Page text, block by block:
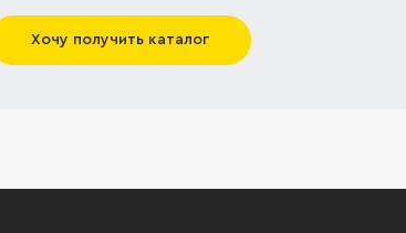
Хочу получить каталог